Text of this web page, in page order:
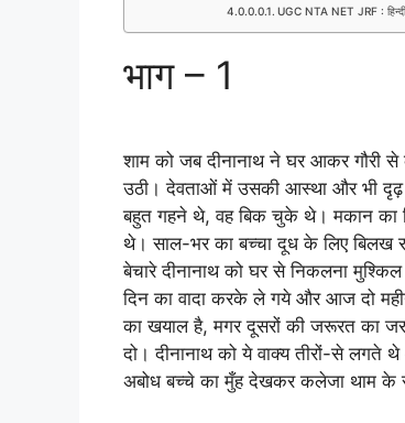
UGC NTA NET JRF : हिन्दी
भाग – 1
शाम को जब दीनानाथ ने घर आकर गौरी से
उठी। देवताओं में उसकी आस्था और भी दृढ़
बहुत गहने थे, वह बिक चुके थे। मकान का
थे। साल-भर का बच्चा दूध के लिए बिलख
बेचारे दीनानाथ को घर से निकलना
दिन का वादा करके ले गये और आज दो
का खयाल है, मगर दूसरों की जरूरत का
दो। दीनानाथ को ये वाक्य तीरों-से लगते
अबोध बच्चे का मुँह देखकर कलेजा थाम के